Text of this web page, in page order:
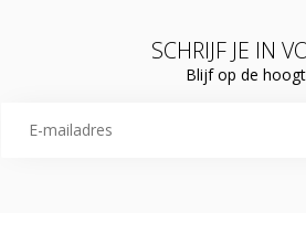
SCHRIJF JE IN
Blijf op de